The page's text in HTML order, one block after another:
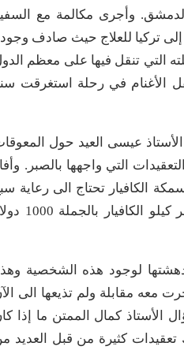
وأجرى مكالمة مع
إلى تركيا للعلاج حيث صادف
التي تنقل فيها على معظم
الأغنام في رحلة استغرقت
عيسى العيد حول
التي واجهها بالصبر.
الكافيار تحتاج الى رعاية
سنوات لتبدأ بانتاج 10% من وزنها والسمكة الواحدة تكلف خمسة آلاف ريال وسعر كيلو
لوجود هذه الشخصية
معه مقابلة ولم تذيعها الى
الأستاذ كمال الممتن ما إذا
تعقيدات كثيرة من قبل العديد